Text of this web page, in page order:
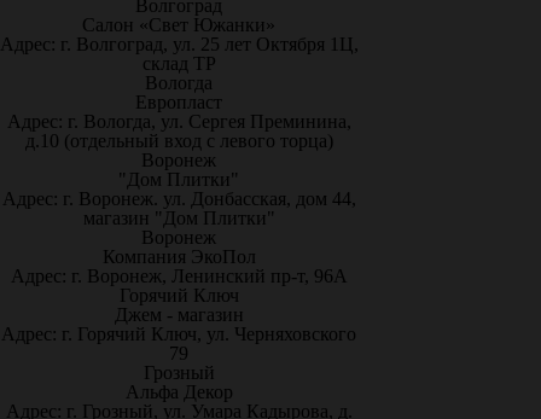
Волгоград
Салон «Свет Южанки»
Адрес: г. Волгоград, ул. 25 лет Октября 1Ц,
склад ТР
Вологда
Европласт
Адрес: г. Вологда, ул. Сергея Преминина,
д.10 (отдельный вход с левого торца)
Воронеж
"Дом Плитки"
Адрес: г. Воронеж. ул. Донбасская, дом 44,
магазин "Дом Плитки"
Воронеж
Компания ЭкоПол
Адрес: г. Воронеж, Ленинский пр-т, 96А
Горячий Ключ
Джем - магазин
Адрес: г. Горячий Ключ, ул. Черняховского
79
Грозный
Альфа Декор
Адрес: г. Грозный, ул. Умара Кадырова, д.